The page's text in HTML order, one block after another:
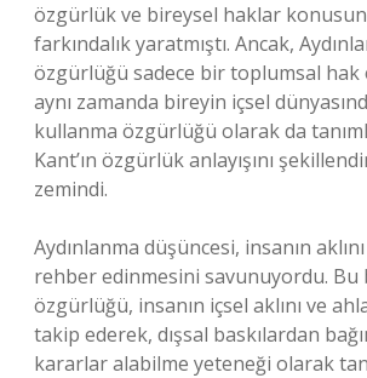
özgürlük ve bireysel haklar
farkındalık yaratmıştı. Ancak,
özgürlüğü sadece bir toplumsal hak
aynı zamanda bireyin içsel
kullanma özgürlüğü olarak da
Kant’ın özgürlük anlayışını
zemindi.
Aydınlanma düşüncesi, insanın
rehber edinmesini savunuyordu. Bu
özgürlüğü, insanın içsel aklını ve
takip ederek, dışsal baskılardan
kararlar alabilme yeteneği olarak